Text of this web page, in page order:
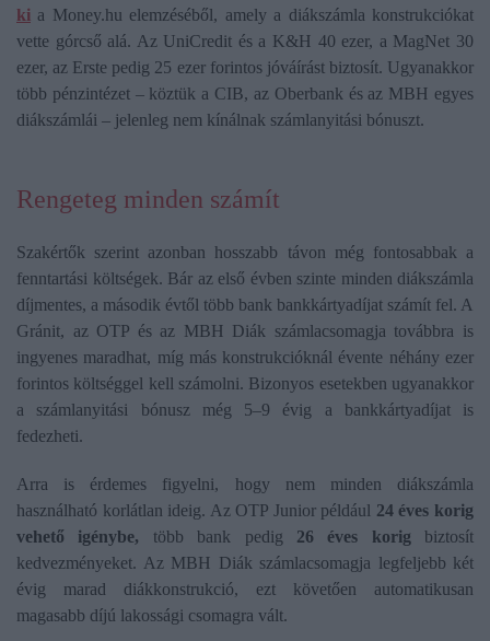
ki a Money.hu elemzéséből, amely a diákszámla konstrukciókat
vette górcső alá. Az UniCredit és a K&H 40 ezer, a MagNet 30
ezer, az Erste pedig 25 ezer forintos jóváírást biztosít. Ugyanakkor
több pénzintézet – köztük a CIB, az Oberbank és az MBH egyes
diákszámlái – jelenleg nem kínálnak számlanyitási bónuszt.
Rengeteg minden számít
Szakértők szerint azonban hosszabb távon még fontosabbak a
fenntartási költségek. Bár az első évben szinte minden diákszámla
díjmentes, a második évtől több bank bankkártyadíjat számít fel. A
Gránit, az OTP és az MBH Diák számlacsomagja továbbra is
ingyenes maradhat, míg más konstrukcióknál évente néhány ezer
forintos költséggel kell számolni. Bizonyos esetekben ugyanakkor
a számlanyitási bónusz még 5–9 évig a bankkártyadíjat is
fedezheti.
Arra is érdemes figyelni, hogy nem minden diákszámla
használható korlátlan ideig. Az OTP Junior például 24 éves korig
vehető igénybe, több bank pedig 26 éves korig biztosít
kedvezményeket. Az MBH Diák számlacsomagja legfeljebb két
évig marad diákkonstrukció, ezt követően automatikusan
magasabb díjú lakossági csomagra vált.